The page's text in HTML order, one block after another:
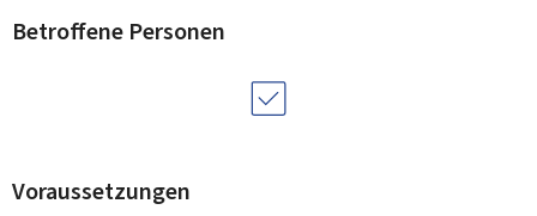
Betroffene Personen
Voraussetzungen